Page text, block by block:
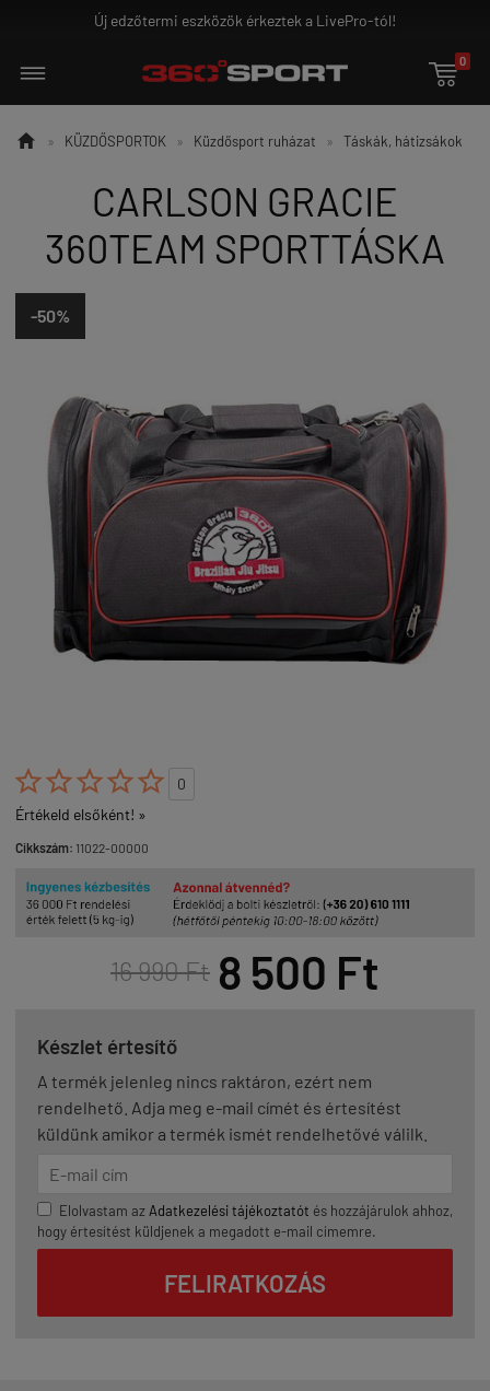
edzőtermi eszközök érkeztek a LivePro-tól!

0
 » KÜZDŐSPORTOK » Küzdősport ruházat » Táskák, hátizsákok
CARLSON GRACIE
360TEAM SPORTTÁSKA
-50%

0
Értékeld elsőként! »
Cikkszám: 11022-00000
16 990 Ft 8 500 Ft
Készlet értesítő
A termék jelenleg nincs raktáron, ezért nem
rendelhető. Adja meg e-mail címét és értesítést
küldünk amikor a termék ismét rendelhetővé válilk.
Elolvastam az Adatkezelési tájékoztatót és hozzájárulok ahhoz,
hogy értesítést küldjenek a megadott e-mail címemre.
FELIRATKOZÁS